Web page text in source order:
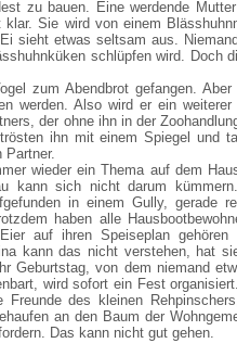
zu bauen. Eine werdende
Sie wird von einem
sieht etwas seltsam aus.
schlüpfen wird. Doch
zum Abendbrot gefangen.
werden. Also wird er ein weiterer
der ohne ihn in der
ihn mit einem Spiegel und
Partner.
wieder ein Thema auf dem
kann sich nicht darum
in einem Gully, gerade
haben alle
auf ihren Speiseplan gehören
kann das nicht verstehen, hat
Geburtstag, von dem niemand
wird sofort ein Fest
des kleinen
an den Baum der
Das kann nicht gut gehen.